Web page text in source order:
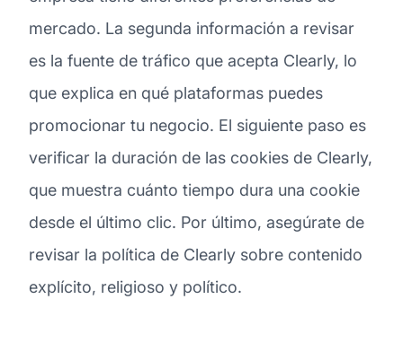
mercado. La segunda información a revisar
es la fuente de tráfico que acepta Clearly, lo
que explica en qué plataformas puedes
promocionar tu negocio. El siguiente paso es
verificar la duración de las cookies de Clearly,
que muestra cuánto tiempo dura una cookie
desde el último clic. Por último, asegúrate de
revisar la política de Clearly sobre contenido
explícito, religioso y político.